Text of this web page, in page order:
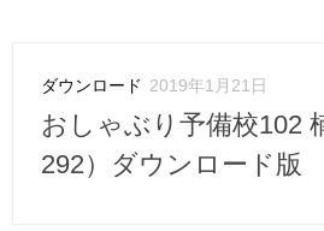
ダウンロード 2019年1月21日
おしゃぶり予備校102
292）ダウンロード版